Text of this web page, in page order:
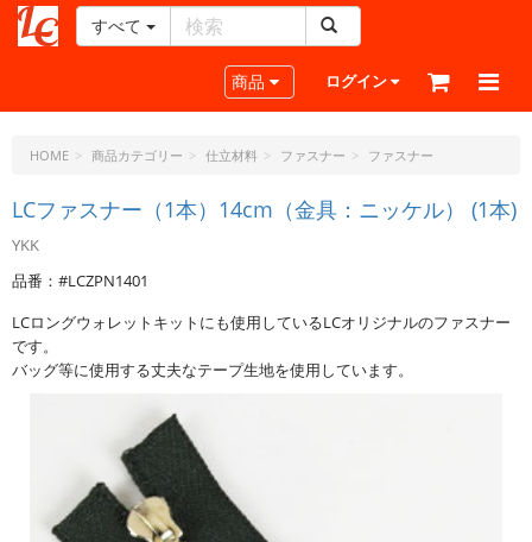
ー
ラ
ト・
ド
ッ
ト・
ェ
ー
ピ
すべて
Toggle navigation
商品 ログイン
HOME 商品カテゴリー 仕立材料 ファスナー ファスナー
LCファスナー（1本）14cm（金具：ニッケル） (1本)
YKK
品番：#LCZPN1401
LCロングウォレットキットにも使用しているLCオリジナルのファスナー
です。
バッグ等に使用する丈夫なテープ生地を使用しています。